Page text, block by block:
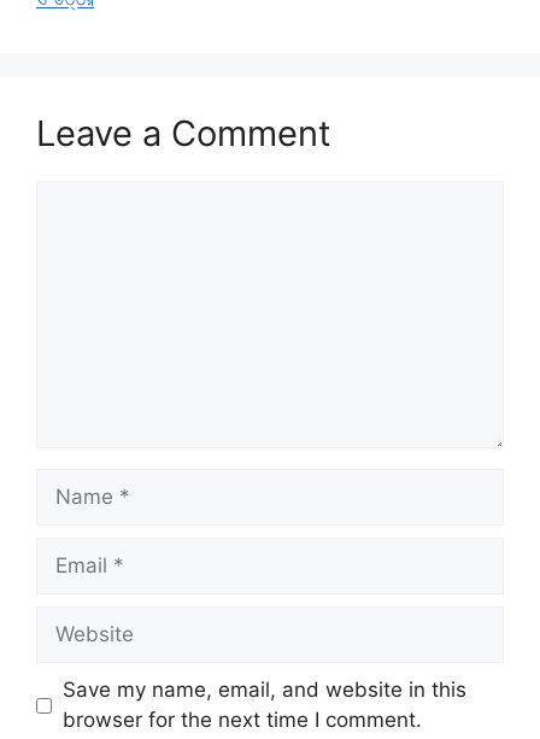
Leave a Comment
Name
Email
Website
Save my name, email, and website in this
browser for the next time I comment.